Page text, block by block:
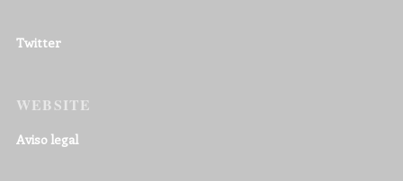
Twitter
WEBSITE
Aviso legal